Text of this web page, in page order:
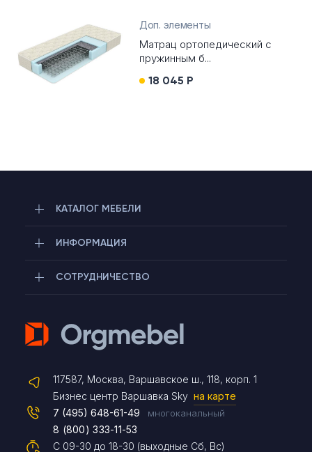
Доп. элементы
Матрац ортопедический с
пружинным б...
18 045 Р
КАТАЛОГ МЕБЕЛИ
ИНФОРМАЦИЯ
СОТРУДНИЧЕСТВО
117587, Москва, Варшавское ш., 118, корп. 1
Бизнес центр Варшавка Sky на карте
С 09-30 до 18-30 (выходные Сб, Вс)
7 (495) 648-61-49 многоканальный
8 (800) 333-11-53
Telegram
Max
Чат на сайте